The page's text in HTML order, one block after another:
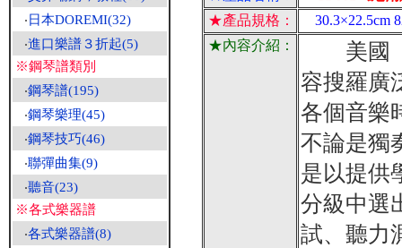
‧ 日本DOREMI(32)
‧進口樂譜３折起(5)
※鋼琴譜類別
‧鋼琴譜(195)
‧鋼琴樂理(45)
‧鋼琴技巧(46)
‧聯彈曲集(9)
‧聽音(23)
※各式樂器譜
‧各式樂器譜(8)
★產品規格：
30.3×22.5cm
★內容介紹：
美國「
容搜羅廣
各個音樂
不論是獨
是以提供
分級中選
試、聽力